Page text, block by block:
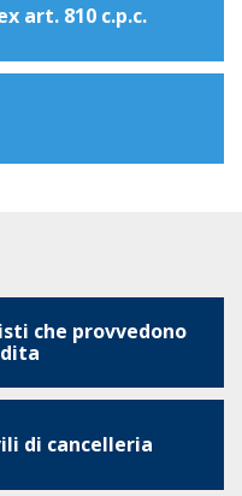
art. 810 c.p.c.
che provvedono
di cancelleria